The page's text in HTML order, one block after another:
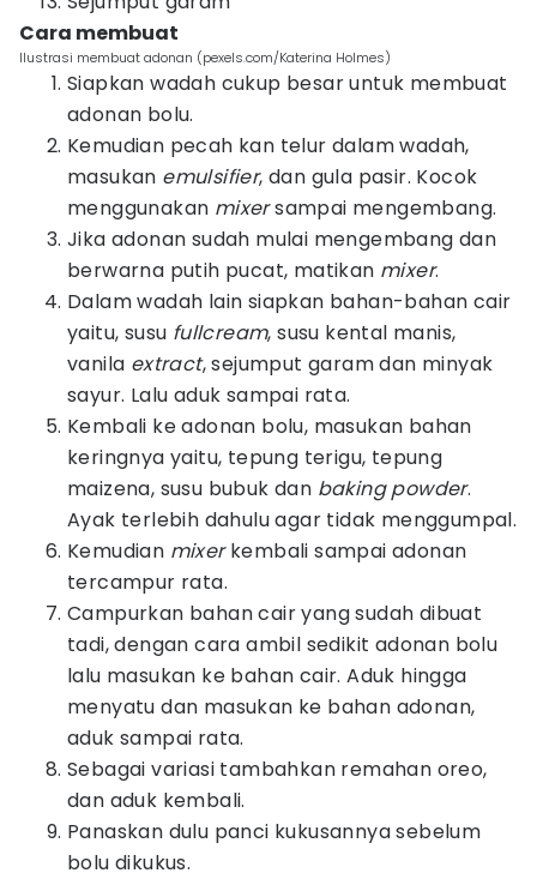
Cara membuat
Ilustrasi membuat adonan (pexels.com/Katerina Holmes)
Siapkan wadah cukup besar untuk membuat
adonan bolu.
Kemudian pecah kan telur dalam wadah,
masukan emulsifier, dan gula pasir. Kocok
menggunakan mixersampai mengembang.
Jika adonan sudah mulai mengembang dan
berwarna putih pucat, matikan mixer.
Dalam wadah lain siapkan bahan-bahan cair
yaitu, susu fullcream, susu kental manis,
vanila extract, sejumput garam dan minyak
sayur. Lalu aduk sampai rata.
Kembali ke adonan bolu, masukan bahan
keringnya yaitu, tepung terigu, tepung
maizena, susu bubuk dan baking powder.
Ayak terlebih dahulu agar tidak menggumpal.
Kemudian mixerkembali sampai adonan
tercampur rata.
Campurkan bahan cair yang sudah dibuat
tadi, dengan cara ambil sedikit adonan bolu
lalu masukan ke bahan cair. Aduk hingga
menyatu dan masukan ke bahan adonan,
aduk sampai rata.
Sebagai variasi tambahkan remahan oreo,
dan aduk kembali.
Panaskan dulu panci kukusannya sebelum
bolu dikukus.